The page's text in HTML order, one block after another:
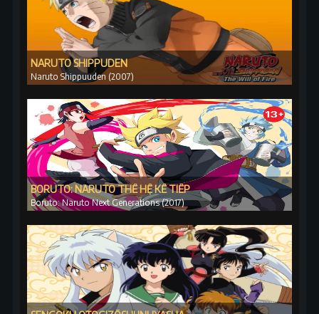
NARUTO SHIPPUDEN
Naruto Shippuuden (2007)
BORUTO: NARUTO THẾ HỆ KẾ TIẾP
Boruto: Naruto Next Generations (2017)